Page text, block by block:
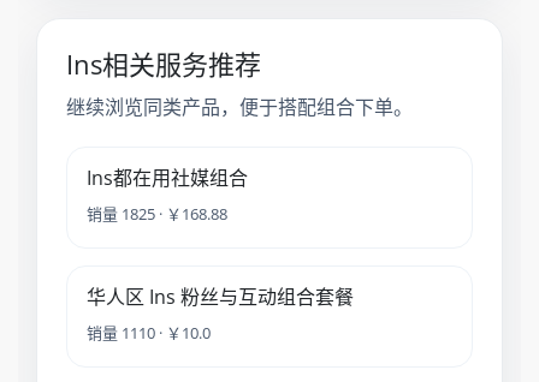
Ins相关服务推荐
继续浏览同类产品，便于搭配组合下单。
Ins都在用社媒组合
销量 1825 · ￥168.88
华人区 Ins 粉丝与互动组合套餐
销量 1110 · ￥10.0